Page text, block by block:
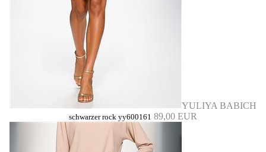
YULIYA BABICH
schwarzer rock yy600161 89,00 EUR